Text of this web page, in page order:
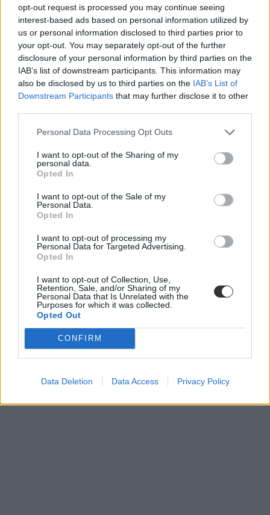
opt-out request is processed you may continue seeing
interest-based ads based on personal information utilized by
us or personal information disclosed to third parties prior to
your opt-out. You may separately opt-out of the further
disclosure of your personal information by third parties on the
IAB’s list of downstream participants. This information may
also be disclosed by us to third parties on the IAB’s List of
Downstream Participants that may further disclose it to other
Personal Data Processing Opt Outs
I want to opt-out of the Sharing of my
personal data.
Opted In
I want to opt-out of the Sale of my
Personal Data.
Opted In
I want to opt-out of processing my
Personal Data for Targeted Advertising.
Opted In
I want to opt-out of Collection, Use,
Retention, Sale, and/or Sharing of my
Personal Data that Is Unrelated with the
Purposes for which it was collected.
Opted Out
CONFIRM
Data Deletion Data Access Privacy Policy
tanár béremelés
pedagógus béremelés
Belügyminisztérium kutatás